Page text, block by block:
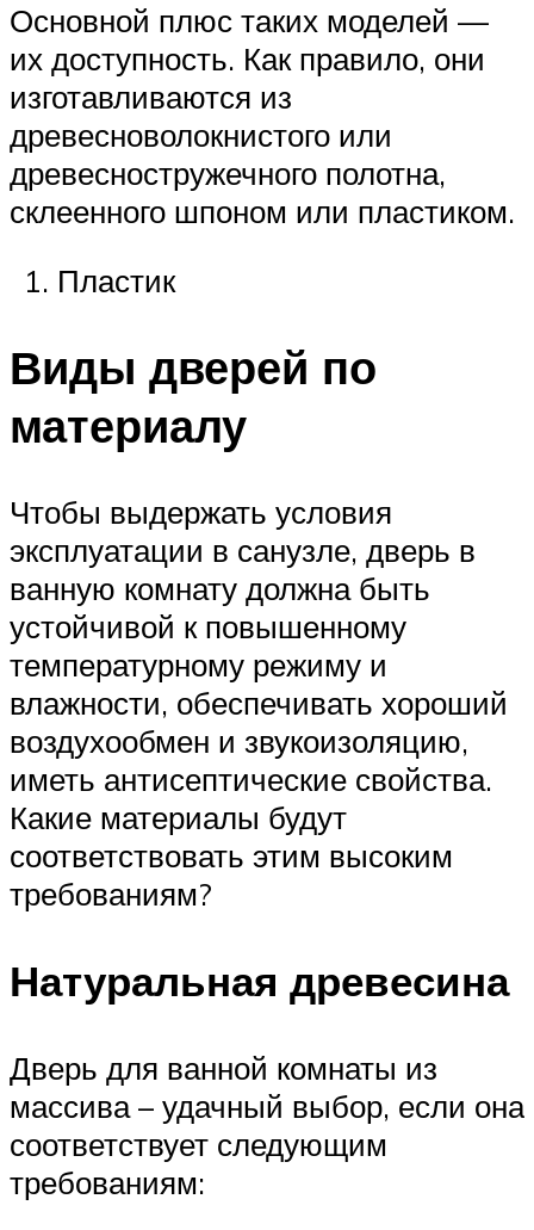
Основной плюс таких моделей —
их доступность. Как правило, они
изготавливаются из
древесноволокнистого или
древесностружечного полотна,
склеенного шпоном или пластиком.
Пластик
Виды дверей по
материалу
Чтобы выдержать условия
эксплуатации в санузле, дверь в
ванную комнату должна быть
устойчивой к повышенному
температурному режиму и
влажности, обеспечивать хороший
воздухообмен и звукоизоляцию,
иметь антисептические свойства.
Какие материалы будут
соответствовать этим высоким
требованиям?
Натуральная древесина
Дверь для ванной комнаты из
массива – удачный выбор, если она
соответствует следующим
требованиям: